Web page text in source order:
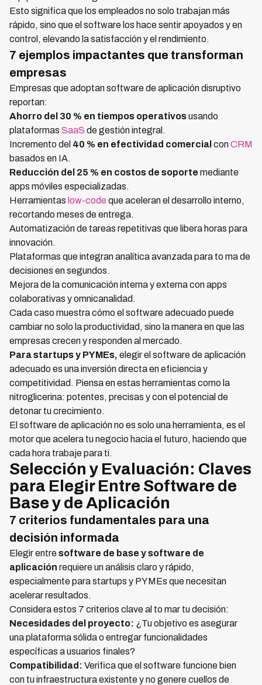
Esto significa que los empleados no solo trabajan más
rápido, sino que el software los hace sentir apoyados y en
control, elevando la satisfacción y el rendimiento.
7 ejemplos impactantes que transforman
empresas
Empresas que adoptan software de aplicación disruptivo
reportan:
Ahorro del 30 % en tiempos operativosusando
plataformas SaaS de gestión integral.
Incremento del 40 % en efectividad comercial conCRM
basados en IA.
Reducción del 25 % en costos de soporte mediante
apps móviles especializadas.
Herramientas low-code que aceleran el desarrollo interno,
recortando meses de entrega.
Automatización de tareas repetitivas que libera horas para
innovación.
Plataformas que integran analítica avanzada para to ma de
decisiones en segundos.
Mejora de la comunicación interna y externa con apps
colaborativas y omnicanalidad.
Cada caso muestra cómo el software adecuado puede
cambiar no solo la productividad, sino la manera en que las
empresas crecen y responden al mercado.
Para startups y PYMEs, elegir el software de aplicación
adecuado es una inversión directa en eficiencia y
competitividad. Piensa en estas herramientas como la
nitroglicerina: potentes, precisas y con el potencial de
detonar tu crecimiento.
El software de aplicación no es solo una herramienta, es el
motor que acelera tu negocio hacia el futuro, haciendo que
cada hora trabaje para ti.
Selección y Evaluación: Claves
para Elegir Entre Software de
Base y de Aplicación
7 criterios fundamentales para una
decisión informada
Elegir entresoftware de base y software de
aplicación requiere un análisis claro y rápido,
especialmente para startups y PYMEs que necesitan
acelerar resultados.
Considera estos 7 criterios clave al to mar tu decisión:
Necesidades del proyecto: ¿Tu objetivo es asegurar
una plataforma sólida o entregar funcionalidades
específicas a usuarios finales?
Compatibilidad: Verifica que el software funcione bien
con tu infraestructura existente y no genere cuellos de